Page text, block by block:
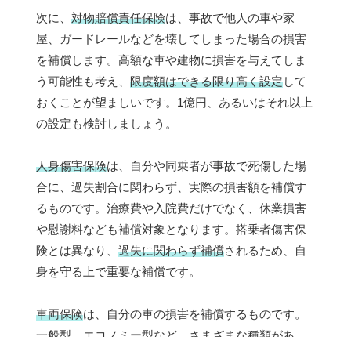
次に、 対物賠償責任保険は、事故で他人の車や家
屋、ガードレールなどを壊してしまった場合の損害
を補償します。高額な車や建物に損害を与えてしま
う可能性も考え、 限度額はできる限り高く設定して
おくことが望ましいです。1億円、あるいはそれ以上
の設定も検討しましょう。
人身傷害保険は、自分や同乗者が事故で死傷した場
合に、過失割合に関わらず、実際の損害額を補償す
るものです。治療費や入院費だけでなく、休業損害
や慰謝料なども補償対象となります。搭乗者傷害保
険とは異なり、 過失に関わらず補償されるため、自
身を守る上で重要な補償です。
車両保険は、自分の車の損害を補償するものです。